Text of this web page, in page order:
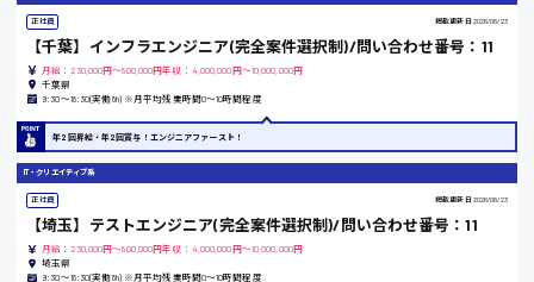
受付事務
医療事務
IT・クリエイティブ系
DTPオペレーター
CADオペレーター
WEBデザイナー
プログラマー
カスタマーエンジニア
広島市安佐南区
広島市安佐北区
広島市安芸区
時給1500円以上
正社員 掲載更新日 2026/06/23
【千葉】インフラエンジニア(完全案件選択制)/問い合わせ番号：11
月給：230,000円～800,000円年収：4,000,000円～10,000,000円
千葉県
9:30〜18:30(実働8h) ※月平均残業時間0〜10時間程度
年2回昇給・年2回賞与！エンジニアファースト！
IT・クリエイティブ系
正社員 掲載更新日 2026/06/23
【埼玉】テストエンジニア(完全案件選択制)/問い合わせ番号：11
月給：230,000円～800,000円年収：4,000,000円～10,000,000円
埼玉県
9:30〜18:30(実働8h) ※月平均残業時間0〜10時間程度